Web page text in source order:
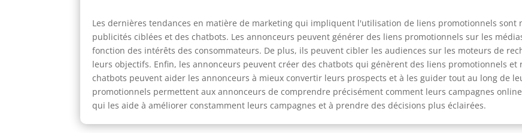
Les dernières tendances en matière de marketing qui impliquent l'utilisation de liens promotionnels sont
publicités ciblées et des chatbots. Les annonceurs peuvent générer des liens promotionnels sur les
fonction des intérêts des consommateurs. De plus, ils peuvent cibler les audiences sur les moteurs de
leurs objectifs. Enfin, les annonceurs peuvent créer des chatbots qui génèrent des liens promotionnels
chatbots peuvent aider les annonceurs à mieux convertir leurs prospects et à les guider tout au long de
promotionnels permettent aux annonceurs de comprendre précisément comment leurs campagnes
qui les aide à améliorer constamment leurs campagnes et à prendre des décisions plus éclairées.